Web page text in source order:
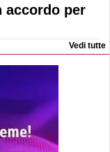
accordo per
Vedi tutte